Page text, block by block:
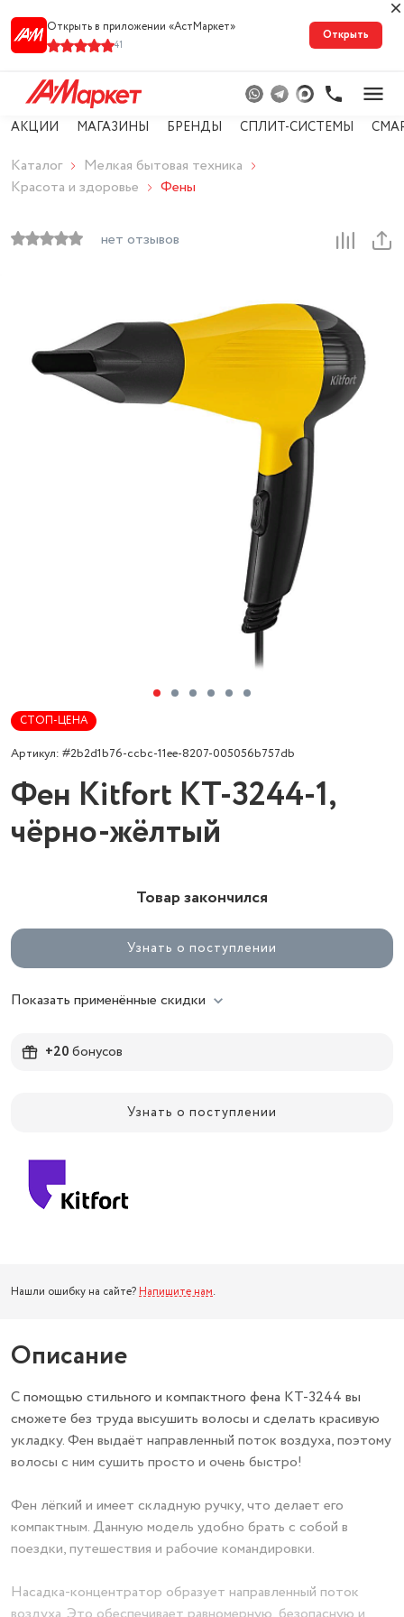
Открыть в приложении «АстМарке‪т‬»
41
Открыть
АКЦИИ МАГАЗИНЫ БРЕНДЫ СПЛИТ-СИСТЕМЫ
Каталог
Мелкая бытовая техника
Красота и здоровье
Фены
нет отзывов
СТОП-ЦЕНА
Артикул: #2b2d1b76-ccbc-11ee-8207-005056b757db
Фен Kitfort КТ-3244-1,
чёрно-жёлтый
Товар закончился
Узнать о поступлении
Показать применённые скидки
+20бонусов
Узнать о поступлении
Нашли ошибку на сайте? Напишите нам.
Описание
С помощью стильного и компактного фена КТ-3244 вы
сможете без труда высушить волосы и сделать красивую
укладку. Фен выдаёт направленный поток воздуха, поэтому
волосы с ним сушить просто и очень быстро!
Фен лёгкий и имеет складную ручку, что делает его
компактным. Данную модель удобно брать с собой в
поездки, путешествия и рабочие командировки.
Насадка-концентратор образует направленный поток